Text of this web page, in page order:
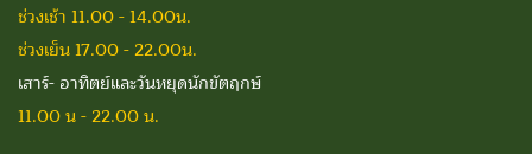
ช่วงเช้า 11.00 - 14.00น.
ช่วงเย็น 17.00 - 22.00น.
เสาร์- อาทิตย์และวันหยุดนักขัตฤกษ์
11.00 น - 22.00 น.